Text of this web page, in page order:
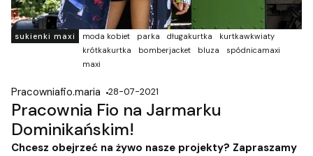
sukienki maxi moda kobiet parka długakurtka
kurtkawkwiaty
krótkakurtka
bomberjacket bluza
spódnicamaxi
maxi
Pracowniafio.maria 28-07-2021
Pracownia Fio na Jarmarku
Dominikańskim!
Chcesz obejrzeć na żywo nasze projekty? Zapraszamy